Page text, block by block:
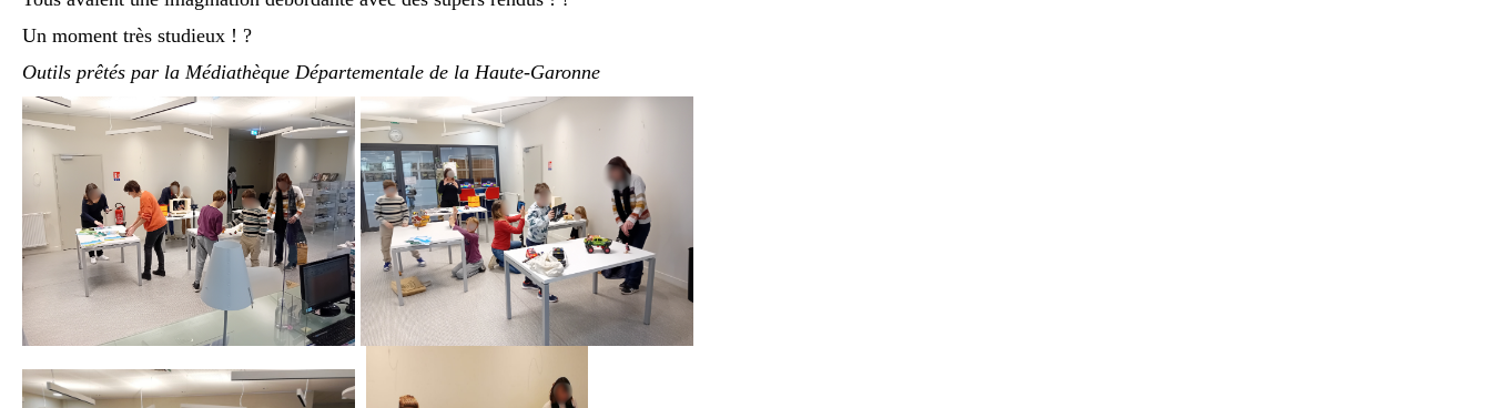
Un moment très studieux ! ?
Outils prêtés par la Médiathèque Départementale de la Haute-Garonne